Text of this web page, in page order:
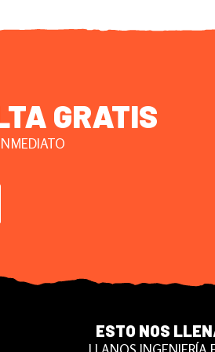
GRATIS
ESTO NOS